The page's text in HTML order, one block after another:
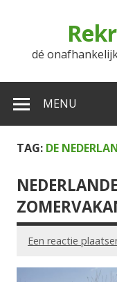
dé
MENU
TAG: DE
Een reactie